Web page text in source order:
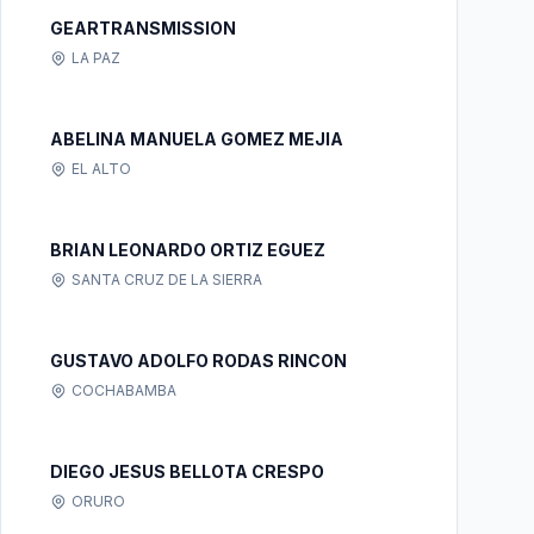
GEARTRANSMISSION
LA PAZ
ABELINA MANUELA GOMEZ MEJIA
EL ALTO
BRIAN LEONARDO ORTIZ EGUEZ
SANTA CRUZ DE LA SIERRA
GUSTAVO ADOLFO RODAS RINCON
COCHABAMBA
DIEGO JESUS BELLOTA CRESPO
ORURO